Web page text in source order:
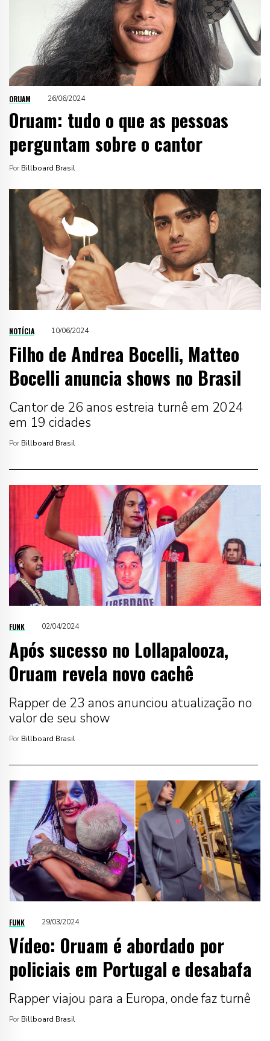
ORUAM 26/06/2024
Oruam: tudo o que as pessoas
perguntam sobre o cantor
Por Billboard Brasil
NOTÍCIA 10/06/2024
Filho de Andrea Bocelli, Matteo
Bocelli anuncia shows no Brasil
Cantor de 26 anos estreia turnê em 2024
em 19 cidades
Por Billboard Brasil
FUNK 02/04/2024
Após sucesso no Lollapalooza,
Oruam revela novo cachê
Rapper de 23 anos anunciou atualização no
valor de seu show
Por Billboard Brasil
FUNK 29/03/2024
Vídeo: Oruam é abordado por
policiais em Portugal e desabafa
Rapper viajou para a Europa, onde faz turnê
Por Billboard Brasil